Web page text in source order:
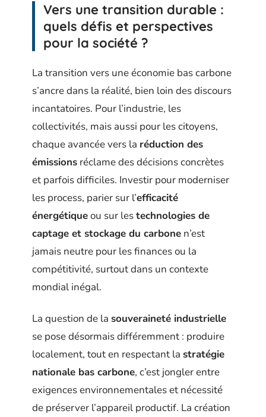
Vers une transition durable :
quels défis et perspectives
pour la société ?
La transition vers une économie bas carbone
s’ancre dans la réalité, bien loin des discours
incantatoires. Pour l’industrie, les
collectivités, mais aussi pour les citoyens,
chaque avancée vers la réduction des
émissions réclame des décisions concrètes
et parfois difficiles. Investir pour moderniser
les process, parier sur l’efficacité
énergétiqueou sur lestechnologies de
captage et stockage du carbone n’est
jamais neutre pour les finances ou la
compétitivité, surtout dans un contexte
mondial inégal.
La question de la souveraineté industrielle
se pose désormais différemment : produire
localement, tout en respectant la stratégie
nationale bas carbone, c’est jongler entre
exigences environnementales et nécessité
de préserver l’appareil productif. La création